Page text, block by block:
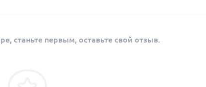
станьте первым, оставьте свой отзыв.